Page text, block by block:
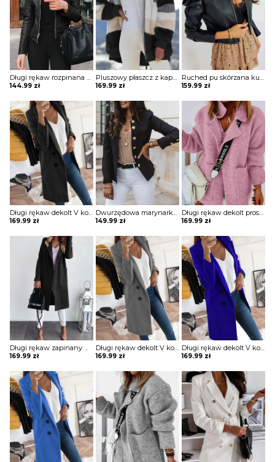
Długi rękaw rozpinana stójka skóra skórzana ekologiczna taliowana talia prosta jesień ramoneska kurtka Lakeisha
144.99 zł
Pluszowy płaszcz z kapturem colorblock długim rękawem kurtka Gonny
169.99 zł
Ruched pu skórzana kurtka z zamkiem błyskawicznym Sungsook
159.99 zł
Długi rękaw dekolt V kołnierz guziki elegancki bez wzoru dopasowany płaszcz Aaltje
169.99 zł
Dwurzędowa marynarka z długim rękawem kurtka Gysele
149.99 zł
Długi rękaw dekolt prosty dzianina luźny kieszenie kołnierz casual na co dzień jesień zima płaszcz sweter Ameriga
169.99 zł
Długi rękaw zapinany na guziki jednorzędowy jednolity kieszenie klapy elegancki bez wzoru jesień płaszcz Kipp
169.99 zł
Długi rękaw dekolt V kołnierz guziki elegancki bez wzoru dopasowany płaszcz Aaltje
169.99 zł
Długi rękaw dekolt V kołnierz guziki elegancki bez wzoru dopasowany płaszcz Aaltje
169.99 zł